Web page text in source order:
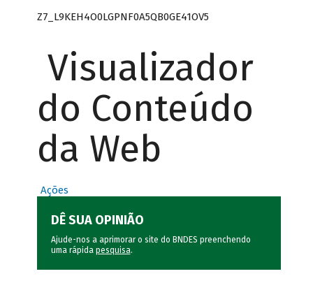
Z7_L9KEH4O0LGPNF0A5QB0GE41OV5
Visualizador
do Conteúdo
da Web
Ações
DÊ SUA OPINIÃO
Ajude-nos a aprimorar o site do BNDES preenchendo
uma rápida pesquisa.